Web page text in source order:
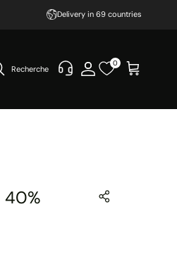
Delivery in 69 countries
Recherche
0
40%